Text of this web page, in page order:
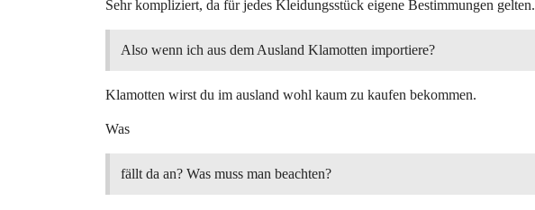
Sehr kompliziert, da für jedes Kleidungsstück eigene Bestimmungen gelten.
Also wenn ich aus dem Ausland Klamotten importiere?
Klamotten wirst du im ausland wohl kaum zu kaufen bekommen.
Was
fällt da an? Was muss man beachten?